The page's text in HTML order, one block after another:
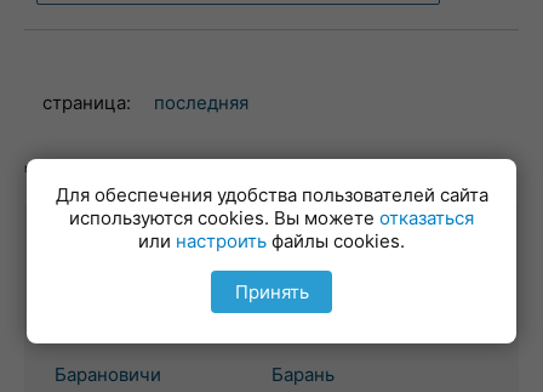
страница: последняя
могут появиться доп. результаты, если Вы укажете "особые обстоятельства"
Выбор региона для поиска
потребительского кредита
Барановичи
Барань
Для обеспечения удобства пользователей сайта
используются cookies. Вы можете отказаться
или настроить файлы cookies.
Принять